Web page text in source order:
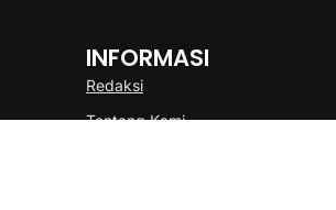
INFORMASI
Redaksi
Tentang Kami